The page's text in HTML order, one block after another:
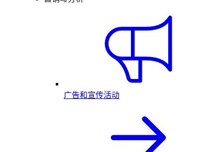
广告和宣传活动